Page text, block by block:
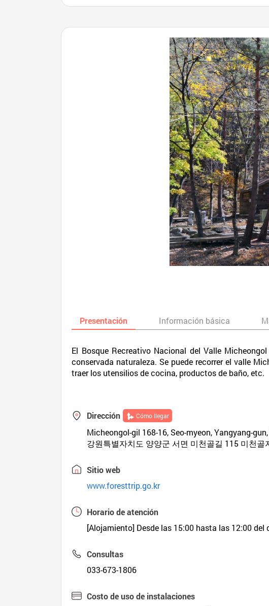
Presentación Información básica
El Bosque Recreativo Nacional del Valle
conservada naturaleza. Se puede recorrer el valle
traer los utensilios de cocina, productos de baño, etc.
Dirección Cómo llegar
Micheongol-gil 168-16, Seo-myeon, Yangyang-
강원특별자치도 양양군 서면 미천골길 115 미천골
Sitio web
www.foresttrip.go.kr
Horario de atención
[Alojamiento] Desde las 15:00 hasta las 12:00
Consultas
033-673-1806
Costo de uso de instalaciones